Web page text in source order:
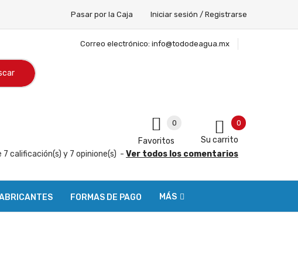
Iniciar sesión / Registrarse
Pasar por la Caja
Correo electrónico: info@tododeagua.mx
0
Su carrito
0
Favoritos
7 calificación(s) y 7 opinione(s) - Ver todos los comentarios
FORMAS DE PAGO MÁS